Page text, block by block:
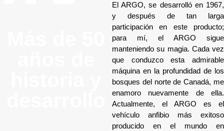
El ARGO, se desarrolló en 1967,
y después de tan larga
participación en este producto;
para mí, el ARGO sigue
manteniendo su magia. Cada vez
que conduzco esta admirable
máquina en la profundidad de los
bosques del norte de Canadá, me
enamoro nuevamente de ella.
Actualmente, el ARGO es el
vehículo anfibio más exitoso
producido en el mundo en